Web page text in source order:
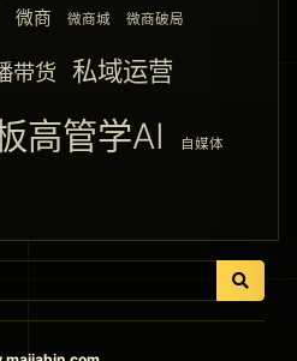
微商 微商城 微商破局
带货 私域运营
高管学AI 自媒体